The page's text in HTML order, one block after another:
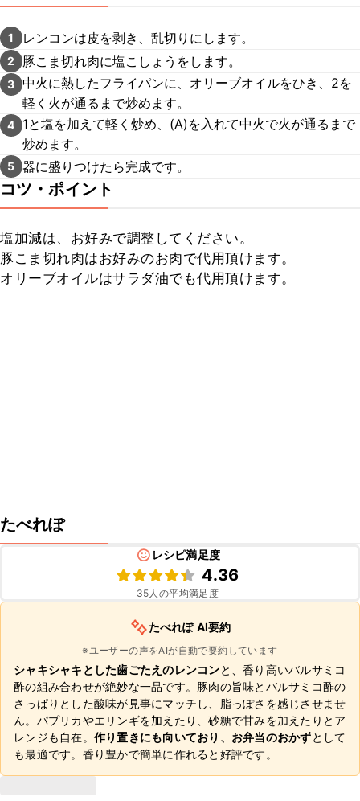
1 レンコンは皮を剥き、乱切りにします。
2 豚こま切れ肉に塩こしょうをします。
3 中火に熱したフライパンに、オリーブオイルをひき、2を
軽く火が通るまで炒めます。
4
1と塩を加えて軽く炒め、(A)を入れて中火で火が通るまで
炒めます。
5 器に盛りつけたら完成です。
コツ・ポイント
塩加減は、お好みで調整してください。
豚こま切れ肉はお好みのお肉で代用頂けます。
オリーブオイルはサラダ油でも代用頂けます。
たべれぽ
レシピ満足度
4.36
35人の平均満足度
たべれぽ AI要約
※ユーザーの声をAIが自動で要約しています
シャキシャキとした歯ごたえのレンコンと、香り高いバルサミコ
酢の組み合わせが絶妙な一品です。豚肉の旨味とバルサミコ酢の
さっぱりとした酸味が見事にマッチし、脂っぽさを感じさせませ
ん。パプリカやエリンギを加えたり、砂糖で甘みを加えたりとア
レンジも自在。 作り置きにも向いており、お弁当のおかずとして
も最適です。香り豊かで簡単に作れると好評です。